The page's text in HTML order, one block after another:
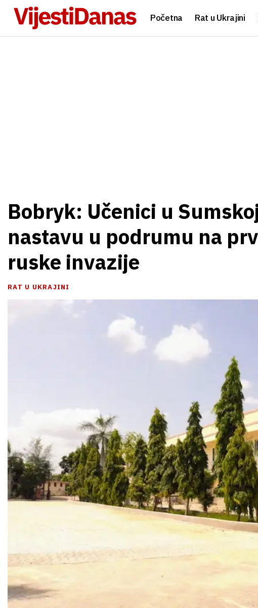
Početna Rat u Ukrajini
Bobryk: Učenici u
nastavu u podrumu na
ruske invazije
RAT U UKRAJINI